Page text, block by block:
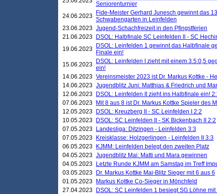
Seniorenturnier
24.06.2023
Fide-Meister Gerhard Junesch gewinnt das
Schwabengarten in Leinfelden
23.06.2023 Jugend-Schachfreizeit in den Pfingstferien
21.06.2023
DSOL: Halbfinale SC Leinfelden II - SC
19.06.2023
DSOL: Leinfelden 1 gewinnt das Halbfinale
Finale ein!
15.06.2023
DSOL: Leinfelden I zieht mit einem 3.5:0,5
ein!
14.06.2023 Vereinsmeister 2023 ist Dr. Markus Kottke -
14.06.2023 Jugendblitz Juni: Matthias & Friedrich und
12.06.2023
DSOL: Leinfelden II zieht ins Halbfinale ein!
07.06.2023
Mit 8 aus 8 ist Dr. Markus Kottke Spieler des
12.05.2023
DSOL: Kreuzberg II - SC Leinfelden I 2:2
10.05.2023
DSOL: SC Leinfelden II - SK Bickenbach II 2:2
07.05.2023
Landesliga: Ditzingen - Leinfelden 3:3
07.05.2023
Kreisklasse: Holzgerlingen - Leinfelden II 3:3
06.05.2023
KJMM: Leinfelden belegt den zweiten Platz
04.05.2023 Jugendblitz Mai: Matti und Mara gewinnen
04.05.2023
Letzte Runde KJMM am Samstag im Treff
03.05.2023
Dr. Markus Kottke Mai-Blitz Sieger mit 6 aus 6
01.05.2023
Markus Kottke Co-Sieger in Mönchfeld
27.04.2023
DSOL: SC Leinfelden 1 besiegt SG Löhne mit